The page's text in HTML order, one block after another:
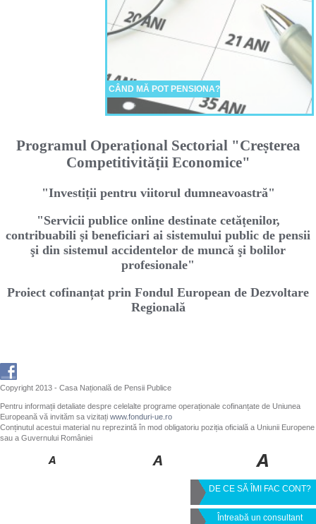
CÂND MĂ POT PENSIONA?
Programul Operaṭional Sectorial "Creṣterea
Competitivităṭii Economice"
"Investiṭii pentru viitorul dumneavoastră"
"Servicii publice online destinate cetăṭenilor,
contribuabili ṣi beneficiari ai sistemului public de pensii
şi din sistemul accidentelor de muncă şi bolilor
profesionale"
Proiect cofinanțat prin Fondul European de Dezvoltare
Regională
Copyright 2013 - Casa Națională de Pensii Publice
Pentru informații detaliate despre celelalte programe operaționale cofinanțate de Uniunea
Europeană vă invităm sa vizitați www.fonduri-ue.ro
Conținutul acestui material nu reprezintă în mod obligatoriu poziția oficială a Uniunii Europene
sau a Guvernului României
DE CE SĂ ÎMI FAC CONT?
Întreabă un consultant